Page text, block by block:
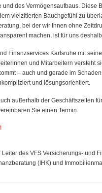
und des Vermögensaufbaus. Diese
vielzitierten Bauchgefühl zu
bei der wir Ihnen ohne
machen, ist für uns
Finanzservices Karlsruhe mit
und Mitarbeitern versteht
– auch und gerade im
und lösungsorientiert.
außerhalb der Geschäftszeiten
Sie einen Termin.
des VFS Versicherungs- und
(IHK) und